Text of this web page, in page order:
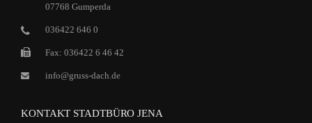
07768 Gumperda
036422 646 0
Fax: 036422 6 46 42
info@gruss-dach.de
KONTAKT STADTBÜRO JENA